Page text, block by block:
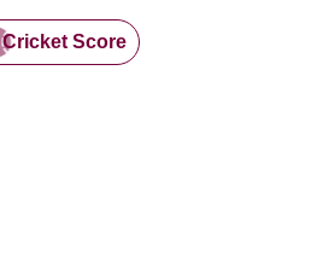
Cricket Score